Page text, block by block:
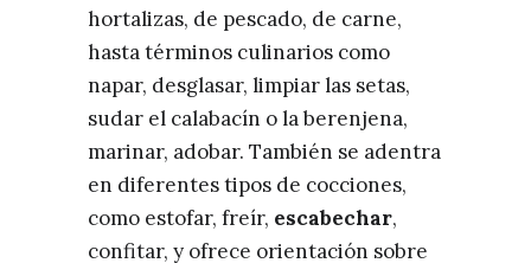
hortalizas, de pescado, de carne,
hasta términos culinarios como
napar, desglasar, limpiar las setas,
sudar el calabacín o la berenjena,
marinar, adobar. También se adentra
en diferentes tipos de cocciones,
como estofar, freír, escabechar,
confitar, y ofrece orientación sobre